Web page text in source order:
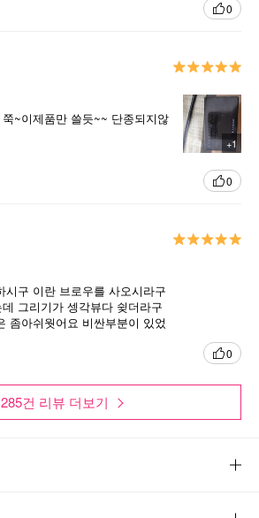
워 초보자도 뭉침없이 자연스럽게 물들이
!
투파우더 제형으로 하루종일 오래가는 브
니다.
자 색에 딱 맞는 투톤컬러를 믹스하여 나
뭉치고 어색해요!
물들이듯 자연스러운 브로우 메이크업을
사라져요!
0
+1
~이제품만 쓸듯~~ 단종되지않
0
시구 이란 브로우를 사오시라구
그리기가 셍각뷰다 슂더라구
좀아쉬웟어요 비싼부분이 있었
0
285건 리뷰 더보기